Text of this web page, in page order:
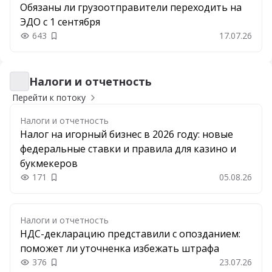
Обязаны ли грузоотправители переходить на
ЭДО с 1 сентября
643 Добавить в закладки 17.07.26
Налоги и отчетность
Налоги и отчетность
Перейти к потоку
Налоги и отчетность
Налог на игорный бизнес в 2026 году: новые
федеральные ставки и правила для казино и
букмекеров
171 Добавить в закладки 05.08.26
Налоги и отчетность
НДС-декларацию представили с опозданием:
поможет ли уточненка избежать штрафа
376 Добавить в закладки 23.07.26